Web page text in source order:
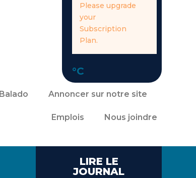
Please upgrade
your
Subscription
Plan.
°C
Balado Annoncer sur notre site
Emplois Nous joindre
LIRE LE
JOURNAL